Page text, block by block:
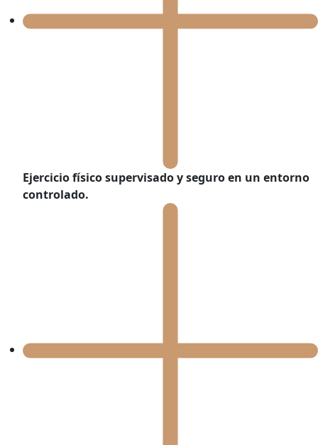
Ejercicio físico supervisadoy seguro en un entorno
controlado.